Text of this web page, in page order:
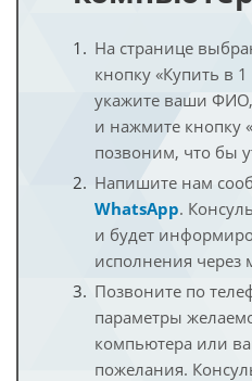
На странице
кнопку «Купить в
укажите ваши
и нажмите кнопку
позвоним, что бы
Напишите нам
WhatsApp.
и будет
исполнения через
Позвоните по
параметры
компьютера или
пожелания.